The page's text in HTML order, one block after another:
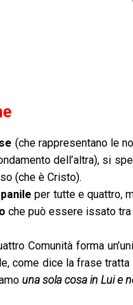
(che rappresentano le
dell’altra), si
(che è Cristo).
per tutte e quattro,
che può essere issato tra
Comunità forma
come dice la frase
una sola cosa in Lui e